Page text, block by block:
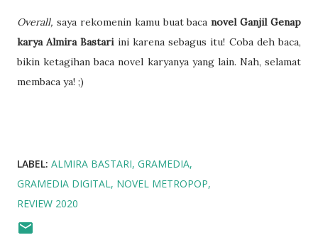
Overall, saya rekomenin kamu buat bacanovel Ganjil Genap
karya Almira Bastariini karena sebagus itu! Coba deh baca,
bikin ketagihan baca novel karyanya yang lain. Nah, selamat
membaca ya! ;)
LABEL: ALMIRA BASTARI GRAMEDIA
GRAMEDIA DIGITAL NOVEL METROPOP
REVIEW 2020